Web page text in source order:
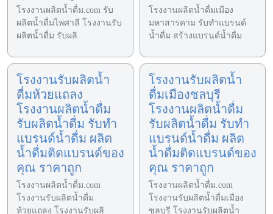
โรงงานผลิตน้ำดื่ม.com รับ
ผลิตน้ำดื่มไพศาลี โรงงานรับ
ผลิตน้ำดื่ม รับผลิ
โรงงานผลิตน้ำดื่มเมือง
มหาสารคาม รับทำแบรนด์
น้ำดื่ม สร้างแบรนด์น้ำดื่ม
โรงงานรับผลิตน้ำ
ดื่มห้วยแถลง
โรงงานผลิตน้ำดื่ม
รับผลิตน้ำดื่ม รับทำ
แบรนด์น้ำดื่ม ผลิต
น้ำดื่มติดแบรนด์ของ
คุณ ราคาถูก
โรงงานผลิตน้ำดื่ม.com
โรงงานรับผลิตน้ำดื่ม
ห้วยแถลง โรงงานรับผลิ
โรงงานรับผลิตน้ำ
ดื่มเมืองชลบุรี
โรงงานผลิตน้ำดื่ม
รับผลิตน้ำดื่ม รับทำ
แบรนด์น้ำดื่ม ผลิต
น้ำดื่มติดแบรนด์ของ
คุณ ราคาถูก
โรงงานผลิตน้ำดื่ม.com
โรงงานรับผลิตน้ำดื่มเมือง
ชลบุรี โรงงานรับผลิตน้ำ